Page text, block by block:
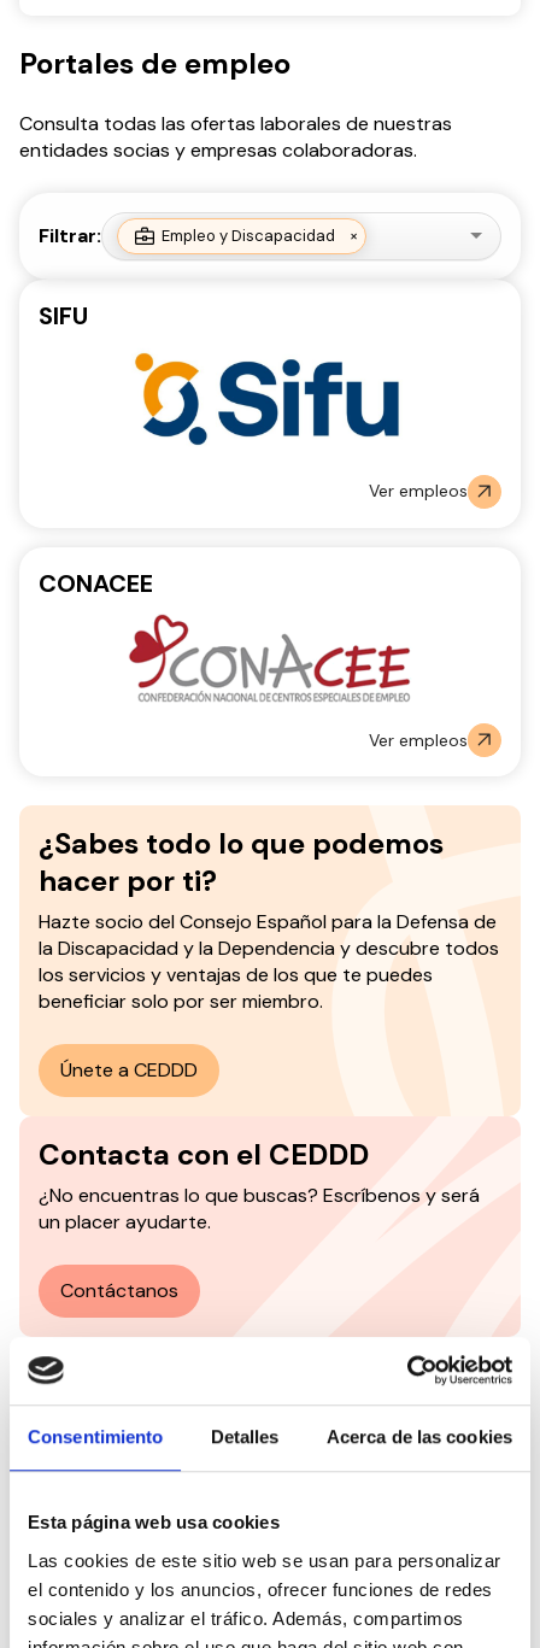
Consentimiento Detalles Acerca de las cookies
Esta página web usa cookies
Las cookies de este sitio web se usan para personalizar
el contenido y los anuncios, ofrecer funciones de redes
sociales y analizar el tráfico. Además, compartimos
¿Sabes todo lo que podemos
hacer por ti?
Hazte socio delConsejo Español para la Defensa de
la Discapacidad y la Dependencia y descubre todos
los servicios y ventajas de los que te puedes
beneficiar solo por ser miembro.
Únete a CEDDD
Contacta con el CEDDD
¿No encuentras lo que buscas? Escríbenos y será
un placer ayudarte.
Contáctanos
Portales de empleo
Consulta todas las ofertas laborales de nuestras
entidades socias y empresas colaboradoras.
Filtrar: Empleo y Discapacidad ×
SIFU
Ver empleos
CONACEE
Ver empleos
Te puede interesar: